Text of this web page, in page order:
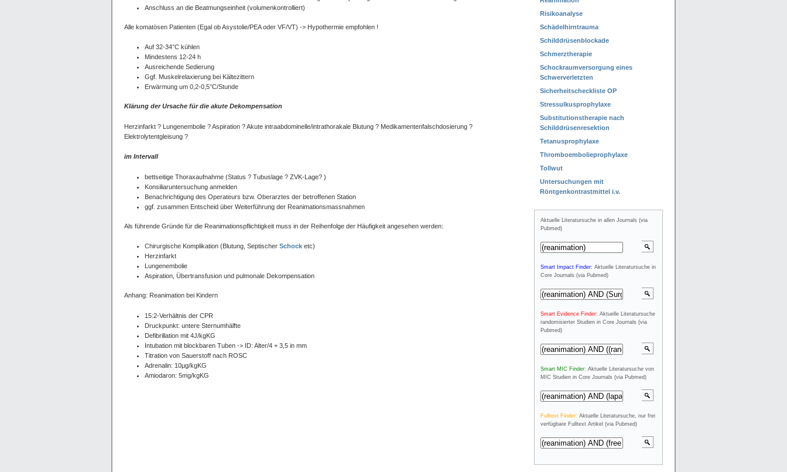
Anschluss an die Beatmungseinheit (volumenkontrolliert)
Alle komatösen Patienten (Egal ob Asystolie/PEA oder VF/VT) -> Hypothermie empfohlen !
Auf 32-34°C kühlen
Mindestens 12-24 h
Ausreichende Sedierung
Ggf. Muskelrelaxierung bei Kältezittern
Erwärmung um 0,2-0,5°C/Stunde
Klärung der Ursache für die akute Dekompensation
Herzinfarkt ? Lungenembolie ? Aspiration ? Akute intraabdominelle/intrathorakale Blutung ? Medikamentenfalschdosierung ?
Elektrolytentgleisung ?
im Intervall
bettseitige Thoraxaufnahme (Status ? Tubuslage ? ZVK-Lage? )
Konsiliaruntersuchung anmelden
Benachrichtigung des Operateurs bzw. Oberarztes der betroffenen Station
ggf. zusammen Entscheid über Weiterführung der Reanimationsmassnahmen
Als führende Gründe für die Reanimationspflichtigkeit muss in der Reihenfolge der Häufigkeit angesehen werden:
Chirurgische Komplikation (Blutung, Septischer Schock etc)
Herzinfarkt
Lungenembolie
Aspiration, Übertransfusion und pulmonale Dekompensation
Anhang: Reanimation bei Kindern
15:2-Verhältnis der CPR
Druckpunkt: untere Sternumhälfte
Defibrillation mit 4J/kgKG
Intubation mit blockbaren Tuben -> ID: Alter/4 + 3,5 in mm
Titration von Sauerstoff nach ROSC
Adrenalin: 10μg/kgKG
Amiodaron: 5mg/kgKG
Risikoanalyse
Schädelhirntrauma
Schilddrüsenblockade
Schmerztherapie
Schockraumversorgung eines
Schwerverletzten
Sicherheitscheckliste OP
Stressulkusprophylaxe
Substitutionstherapie nach
Schilddrüsenresektion
Tetanusprophylaxe
Thromboembolieprophylaxe
Tollwut
Untersuchungen mit
Röntgenkontrastmittel i.v.
Aktuelle Literatursuche in allen Journals (via
Pubmed)
Smart Impact Finder: Aktuelle Literatursuche in
Core Journals (via Pubmed)
Smart Evidence Finder: Aktuelle Literatursuche
randomisierter Studien in Core Journals (via
Pubmed)
Smart MIC Finder: Aktuelle Literatursuche von
MIC Studien in Core Journals (via Pubmed)
Fulltext Finder: Aktuelle Literatursuche, nur frei
verfügbare Fulltext Artikel (via Pubmed)